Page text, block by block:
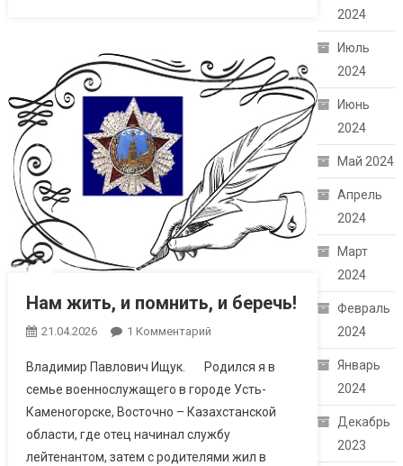
Нам жить, и помнить, и беречь!
21.04.2026 1 Комментарий
И Беречь!
Владимир Павлович Ищук. Родился я в
семье военнослужащего в городе Усть-
Каменогорске, Восточно – Казахстанской
области, где отец начинал службу
лейтенантом, затем с родителями жил в
2024
Июль
2024
Июнь
2024
Май 2024
Апрель
2024
Март
2024
Февраль
2024
Январь
2024
Декабрь
2023